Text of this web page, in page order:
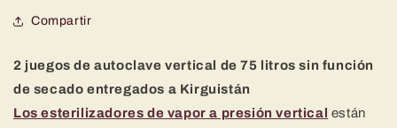
Compartir
2 juegos de autoclave vertical de 75 litros sin función
de secado entregados a Kirguistán
Los esterilizadores de vapor a presión vertical están